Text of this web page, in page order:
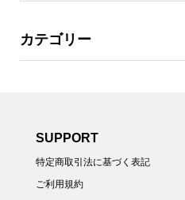
カテゴリー
SUPPORT
特定商取引法に基づく表記
ご利用規約